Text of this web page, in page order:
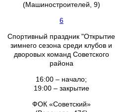
(Машиностроителей, 9)
6
Спортивный праздник "Открытие
зимнего сезона среди клубов и
дворовых команд Советского
района
16:00 – начало;
19:00 – закрытие
ФОК «Советский»